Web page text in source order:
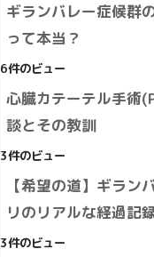
ギランバレー症候群
って本当？
6件のビュー
心臓カテーテル手術
談とその教訓
3件のビュー
【希望の道】ギラン
リのリアルな経過記
3件のビュー